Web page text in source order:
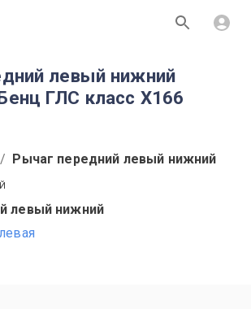
левый нижний
ГЛС класс X166
/ Рычаг передний левый нижний
левый нижний